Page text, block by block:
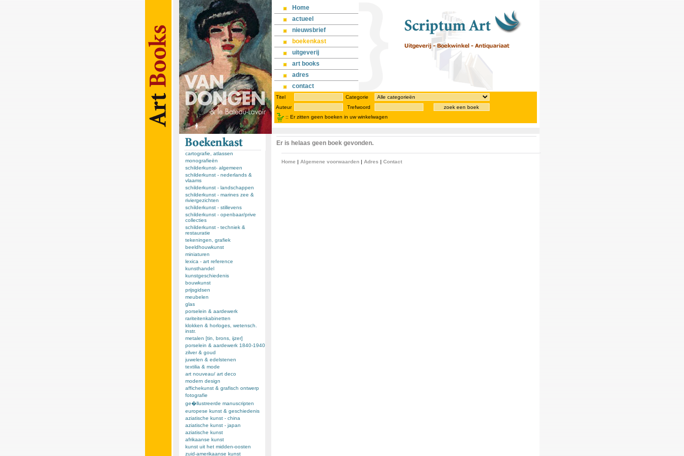
Home
actueel
nieuwsbrief
boekenkast
uitgeverij
art books
adres
contact
Titel
Categorie
Auteur
Trefwoord
zoek een boek
:: Er zitten geen boeken in uw winkelwagen
cartografie, atlassen
monografieën
schilderkunst- algemeen
schilderkunst - nederlands &
vlaams
schilderkunst - landschappen
schilderkunst - marines zee &
riviergezichten
schilderkunst - stillevens
schilderkunst - openbaar/prive
collecties
schilderkunst - techniek &
restauratie
tekeningen, grafiek
beeldhouwkunst
miniaturen
lexica - art reference
kunsthandel
kunstgeschiedenis
bouwkunst
prijsgidsen
meubelen
glas
porselein & aardewerk
rariteitenkabinetten
klokken & horloges, wetensch.
instr.
metalen [tin, brons, ijzer]
porselein & aardewerk 1840-1940
zilver & goud
juwelen & edelstenen
textilia & mode
art nouveau/ art deco
modern design
affichekunst & grafisch ontwerp
fotografie
ge�llustreerde manuscripten
europese kunst & geschiedenis
aziatische kunst - china
aziatische kunst - japan
aziatische kunst
afrikaanse kunst
kunst uit het midden-oosten
zuid-amerikaanse kunst
Er is helaas geen boek gevonden.
Home | Algemene voorwaarden| Adres | Contact